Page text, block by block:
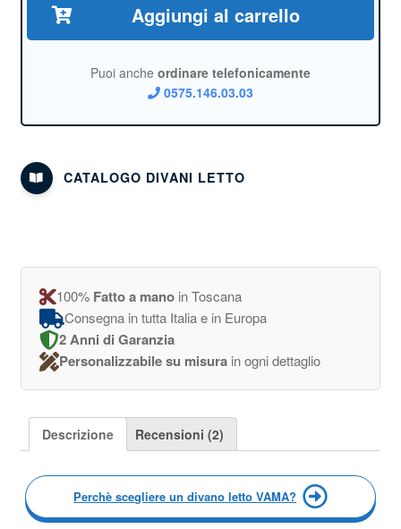
Aggiungi al carrello
Puoi anche ordinare telefonicamente
0575.146.03.03
CATALOGO DIVANI LETTO
100% Fatto a manoin Toscana
Consegna in tutta Italia e in Europa
2 Anni di Garanzia
Personalizzabile su misurain ogni dettaglio
Descrizione Recensioni (2)
Perchè scegliere un divano letto VAMA?